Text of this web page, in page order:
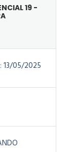
19 -
13/05/2025